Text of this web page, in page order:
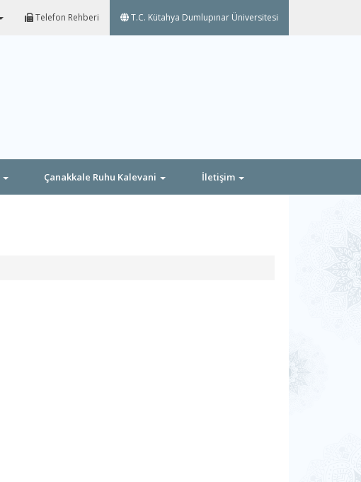
Telefon Rehberi T.C. Kütahya Dumlupınar Üniversitesi
Çanakkale Ruhu Kalevani İletişim